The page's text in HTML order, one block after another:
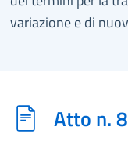
variazione e di
Atto n.